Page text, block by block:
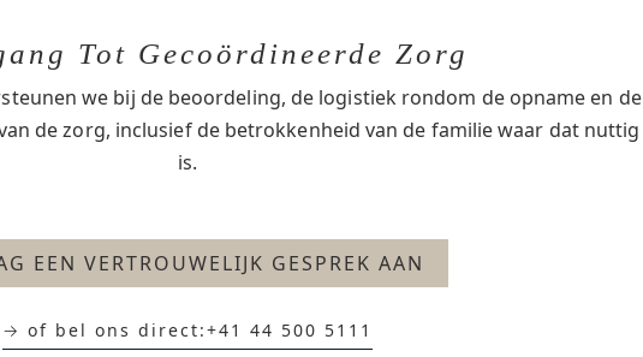
Tot Gecoördineerde Zorg
we bij de beoordeling, de logistiek rondom de opname en de
de zorg, inclusief de betrokkenheid van de familie waar dat nuttig
is.
EEN VERTROUWELIJK GESPREK AAN
→ of bel ons direct:+41 44 500 5111